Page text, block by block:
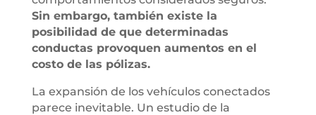
Sin embargo, también existe la
posibilidad de que determinadas
conductas provoquen aumentos en el
costo de las pólizas.
La expansión de los vehículos conectados
parece inevitable. Un estudio de la